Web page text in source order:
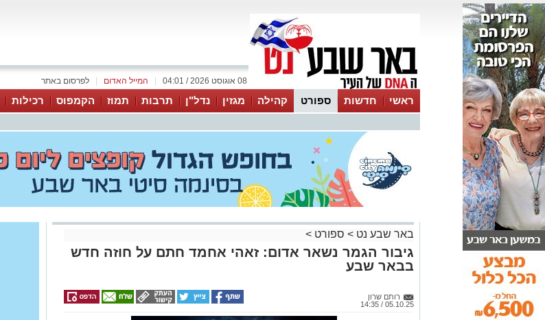
לפרסום באתר המייל האדום 08 אוגוסט 2026 / 04:01
ראשי חדשות ספורט קהילה מגזין נדל"ן תרבות תמוז הקמפוס רכילות
באר שבע נט > ספורט >
גיבור הגמר נשאר אדום: זאהי אחמד חתם על חוזה חדש
בבאר שבע
רותם שרון
05.10.25 / 14:35